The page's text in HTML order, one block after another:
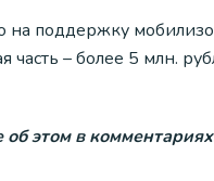
на поддержку
– более 5 млн.
этом в